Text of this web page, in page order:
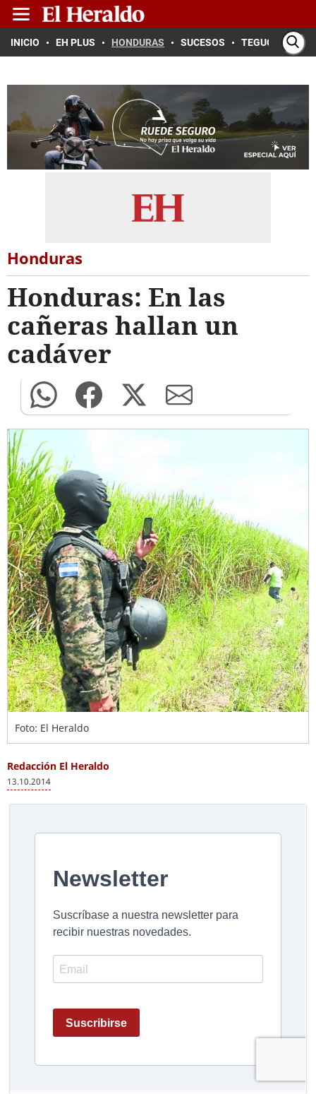
INICIO EH PLUS HONDURAS SUCESOS TEGUCIGALPA
Honduras
Honduras: En las
cañeras hallan un
cadáver
Foto: El Heraldo
Redacción El Heraldo
13.10.2014